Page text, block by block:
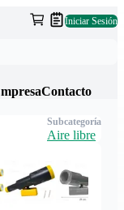
Iniciar Sesión
Contacto
Subcategoría
Aire libre